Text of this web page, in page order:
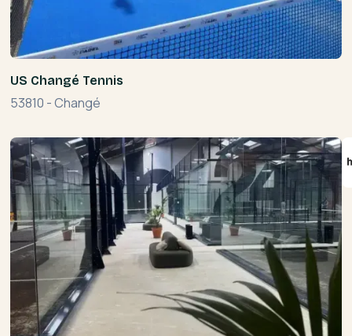
US Changé Tennis
53810 -Changé